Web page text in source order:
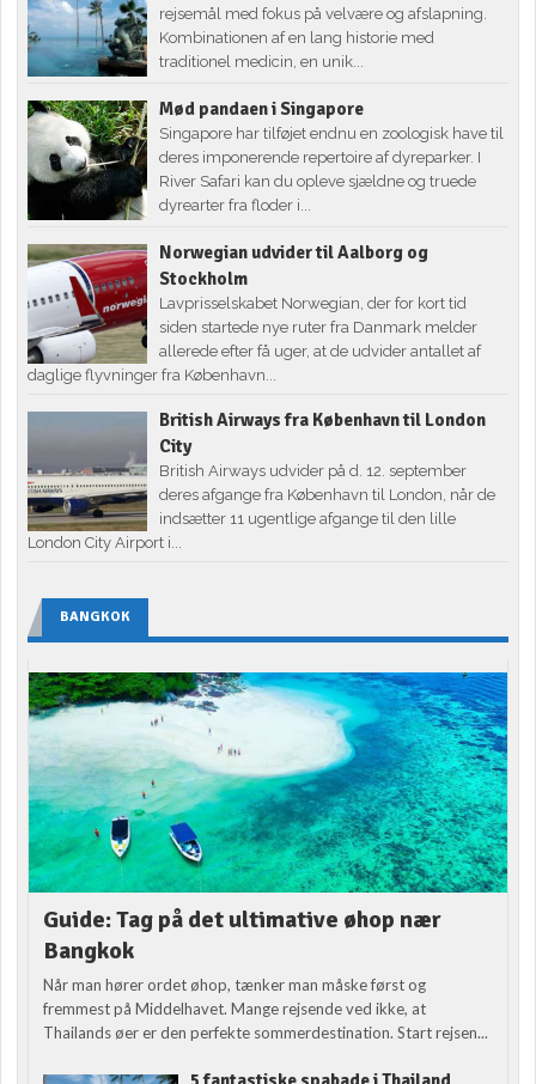
rejsemål med fokus på velvære og afslapning.
Kombinationen af en lang historie med
traditionel medicin, en unik...
Mød pandaen i Singapore
Singapore har tilføjet endnu en zoologisk have til
deres imponerende repertoire af dyreparker. I
River Safari kan du opleve sjældne og truede
dyrearter fra floder i...
Norwegian udvider til Aalborg og
Stockholm
Lavprisselskabet Norwegian, der for kort tid
siden startede nye ruter fra Danmark melder
allerede efter få uger, at de udvider antallet af
daglige flyvninger fra København...
British Airways fra København til London
City
British Airways udvider på d. 12. september
deres afgange fra København til London, når de
indsætter 11 ugentlige afgange til den lille
London City Airport i...
BANGKOK
Guide: Tag på det ultimative øhop nær
Bangkok
Når man hører ordet øhop, tænker man måske først og
fremmest på Middelhavet. Mange rejsende ved ikke, at
Thailands øer er den perfekte sommerdestination. Start rejsen...